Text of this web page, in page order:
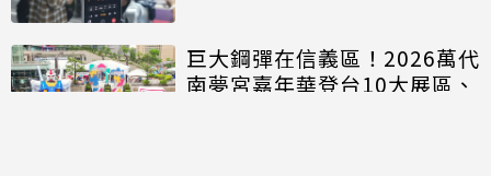
巨大鋼彈在信義區！2026萬代
南夢宮嘉年華登台10大展區、